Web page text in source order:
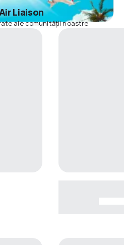
Liaison
ale comunității noastre